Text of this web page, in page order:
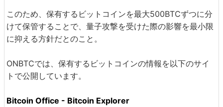
このため、保有するビットコインを最大500BTCずつに分
けて保管することで、量子攻撃を受けた際の影響を最小限
に抑える方針だとのこと。
ONBTCでは、保有するビットコインの情報を以下のサイ
トで公開しています。
Bitcoin Office - Bitcoin Explorer